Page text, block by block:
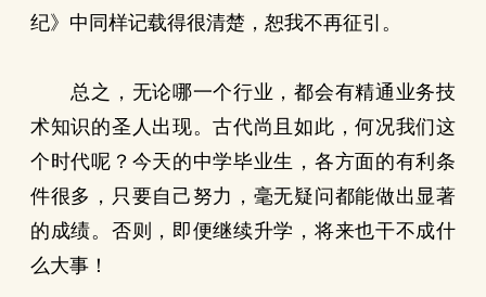
纪》中同样记载得很清楚，恕我不再征引。
总之，无论哪一个行业，都会有精通业务技
术知识的圣人出现。古代尚且如此，何况我们这
个时代呢？今天的中学毕业生，各方面的有利条
件很多，只要自己努力，毫无疑问都能做出显著
的成绩。否则，即便继续升学，将来也干不成什
么大事！